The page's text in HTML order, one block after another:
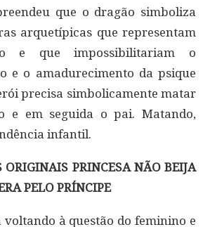
que o dragão simboliza
arquetípicas que representam
e que impossibilitariam o
e o amadurecimento da psique
precisa simbolicamente matar
e em seguida o pai. Matando,
infantil.
ORIGINAIS PRINCESA NÃO BEIJA
PELO PRÍNCIPE
voltando à questão do feminino e